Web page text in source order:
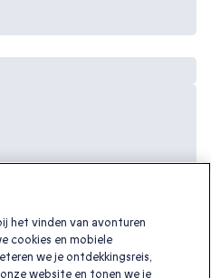
het vinden van avonturen
cookies en mobiele
we je ontdekkingsreis,
website en tonen we je